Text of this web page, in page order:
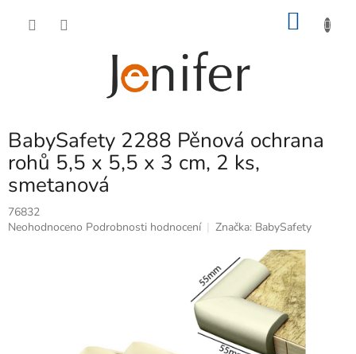
BabySafety 2288 Pěnová ochrana
rohů 5,5 x 5,5 x 3 cm, 2 ks,
smetanová
76832
Průměrné
Neohodnoceno Podrobnosti hodnocení Značka: BabySafety